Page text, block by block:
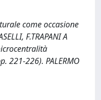
come occasione
F.TRAPANI A
221-226). PALERMO